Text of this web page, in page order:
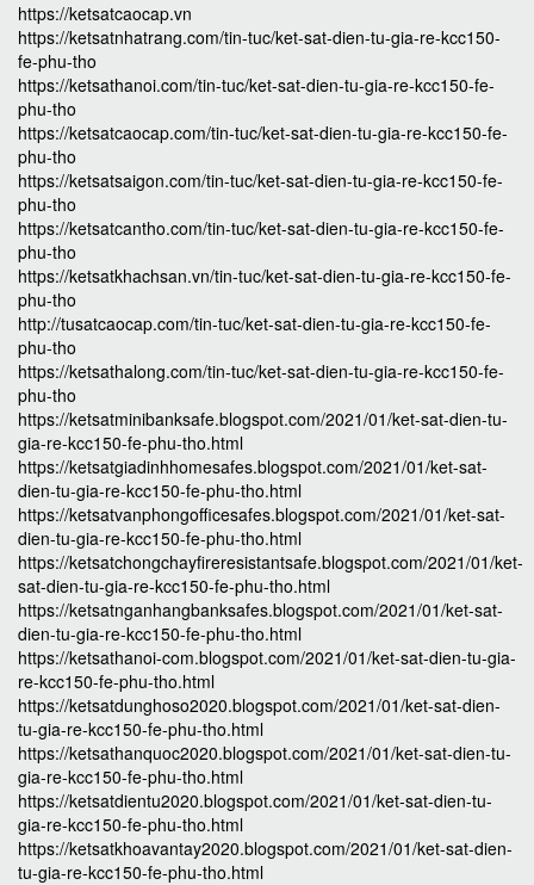
https://ketsatcaocap.vn
https://ketsatnhatrang.com/tin-tuc/ket-sat-dien-tu-gia-re-kcc150-
fe-phu-tho
https://ketsathanoi.com/tin-tuc/ket-sat-dien-tu-gia-re-kcc150-fe-
phu-tho
https://ketsatcaocap.com/tin-tuc/ket-sat-dien-tu-gia-re-kcc150-fe-
phu-tho
https://ketsatsaigon.com/tin-tuc/ket-sat-dien-tu-gia-re-kcc150-fe-
phu-tho
https://ketsatcantho.com/tin-tuc/ket-sat-dien-tu-gia-re-kcc150-fe-
phu-tho
https://ketsatkhachsan.vn/tin-tuc/ket-sat-dien-tu-gia-re-kcc150-fe-
phu-tho
http://tusatcaocap.com/tin-tuc/ket-sat-dien-tu-gia-re-kcc150-fe-
phu-tho
https://ketsathalong.com/tin-tuc/ket-sat-dien-tu-gia-re-kcc150-fe-
phu-tho
https://ketsatminibanksafe.blogspot.com/2021/01/ket-sat-dien-tu-
gia-re-kcc150-fe-phu-tho.html
https://ketsatgiadinhhomesafes.blogspot.com/2021/01/ket-sat-
dien-tu-gia-re-kcc150-fe-phu-tho.html
https://ketsatvanphongofficesafes.blogspot.com/2021/01/ket-sat-
dien-tu-gia-re-kcc150-fe-phu-tho.html
https://ketsatchongchayfireresistantsafe.blogspot.com/2021/01/ket-
sat-dien-tu-gia-re-kcc150-fe-phu-tho.html
https://ketsatnganhangbanksafes.blogspot.com/2021/01/ket-sat-
dien-tu-gia-re-kcc150-fe-phu-tho.html
https://ketsathanoi-com.blogspot.com/2021/01/ket-sat-dien-tu-gia-
re-kcc150-fe-phu-tho.html
https://ketsatdunghoso2020.blogspot.com/2021/01/ket-sat-dien-
tu-gia-re-kcc150-fe-phu-tho.html
https://ketsathanquoc2020.blogspot.com/2021/01/ket-sat-dien-tu-
gia-re-kcc150-fe-phu-tho.html
https://ketsatdientu2020.blogspot.com/2021/01/ket-sat-dien-tu-
gia-re-kcc150-fe-phu-tho.html
https://ketsatkhoavantay2020.blogspot.com/2021/01/ket-sat-dien-
tu-gia-re-kcc150-fe-phu-tho.html